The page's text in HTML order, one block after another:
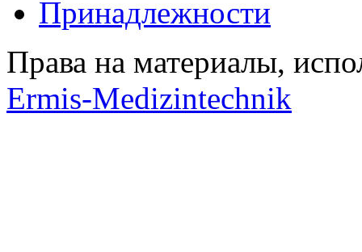
Принадлежности
Права на материалы,
Ermis-Medizintechnik